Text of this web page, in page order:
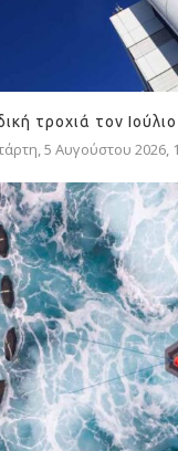
τροχιά τον
5 Αυγούστου 2026,